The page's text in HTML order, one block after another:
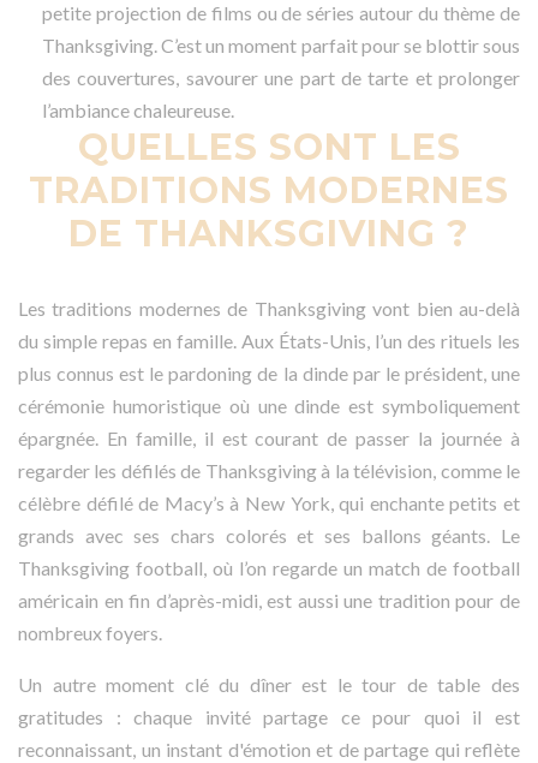
petite projection de films ou de séries autour du thème de
Thanksgiving. C’est un moment parfait pour se blottir sous
des couvertures, savourer une part de tarte et prolonger
l’ambiance chaleureuse.
QUELLES SONT LES
TRADITIONS MODERNES
DE THANKSGIVING ?
Les traditions modernes de Thanksgiving vont bien au-delà
du simple repas en famille. Aux États-Unis, l’un des rituels les
plus connus est le pardoning de la dinde par le président, une
cérémonie humoristique où une dinde est symboliquement
épargnée. En famille, il est courant de passer la journée à
regarder les défilés de Thanksgiving à la télévision, comme le
célèbre défilé de Macy’s à New York, qui enchante petits et
grands avec ses chars colorés et ses ballons géants. Le
Thanksgiving football, où l’on regarde un match de football
américain en fin d’après-midi, est aussi une tradition pour de
nombreux foyers.
Un autre moment clé du dîner est le tour de table des
gratitudes : chaque invité partage ce pour quoi il est
reconnaissant, un instant d'émotion et de partage qui reflète